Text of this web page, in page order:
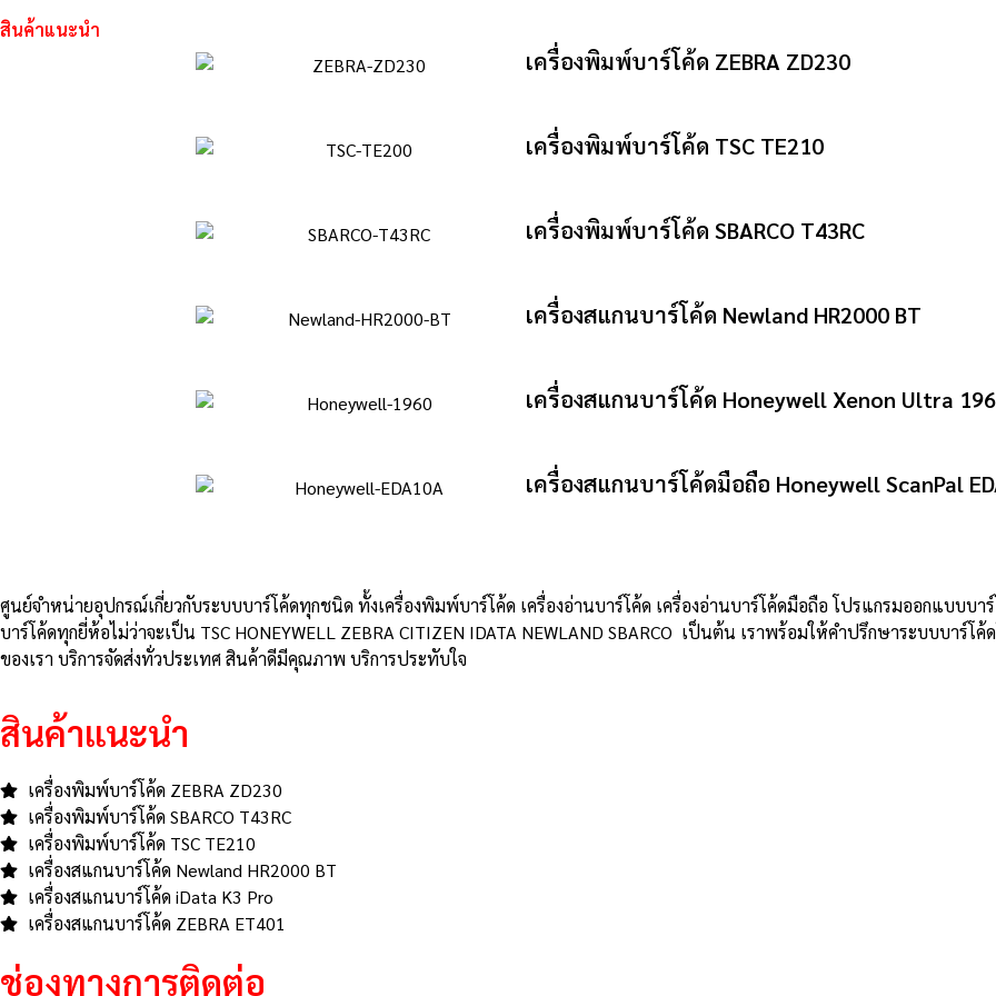
สินค้าแนะนำ
เครื่องพิมพ์บาร์โค้ด ZEBRA ZD230
เครื่องพิมพ์บาร์โค้ด TSC TE210
เครื่องพิมพ์บาร์โค้ด SBARCO T43RC
เครื่องสแกนบาร์โค้ด Newland HR2000 BT
เครื่องสแกนบาร์โค้ด Honeywell Xenon Ultra
เครื่องสแกนบาร์โค้ดมือถือ Honeywell ScanPal
ศูนย์จําหน่ายอุปกรณ์เกี่ยวกับระบบบาร์โค้ดทุกชนิด ทั้งเครื่องพิมพ์บาร์โค้ด เครื่องอ่านบาร์โค้ด เครื่องอ่านบาร์โค้ดมือถือ โปรแกรมออกแบบบ
บาร์โค้ดทุกยี่ห้อไม่ว่าจะเป็น TSC HONEYWELL ZEBRA CITIZEN IDATA NEWLAND SBARCO เป็นต้น เราพร้อมให้คำปรึกษาระบบบา
ของเรา บริการจัดส่งทั่วประเทศ สินค้าดีมีคุณภาพ บริการประทับใจ
สินค้าแนะนำ
เครื่องพิมพ์บาร์โค้ด ZEBRA ZD230
เครื่องพิมพ์บาร์โค้ด SBARCO T43RC
เครื่องพิมพ์บาร์โค้ด TSC TE210
เครื่องสแกนบาร์โค้ด Newland HR2000 BT
เครื่องสแกนบาร์โค้ด iData K3 Pro
เครื่องสแกนบาร์โค้ด ZEBRA ET401
ช่องทางการติดต่อ